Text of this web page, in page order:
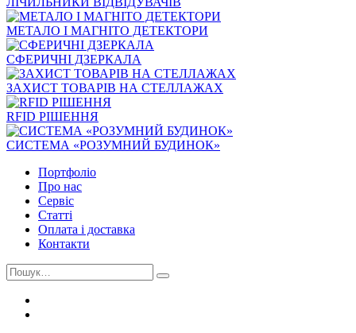
МЕТАЛО І МАГНІТО ДЕТЕКТОРИ
СФЕРИЧНІ ДЗЕРКАЛА
ЗАХИСТ ТОВАРІВ НА СТЕЛЛАЖАХ
RFID РІШЕННЯ
СИСТЕМА «РОЗУМНИЙ БУДИНОК»
Портфоліо
Про нас
Сервіс
Статті
Оплата і доставка
Контакти